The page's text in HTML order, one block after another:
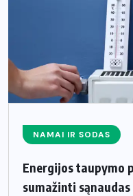
NAMAI IR SODAS
Energijos taupymo
sumažinti